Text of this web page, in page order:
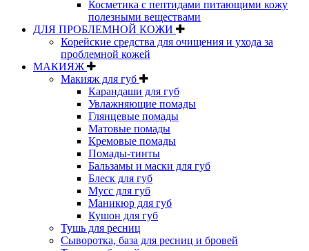
Косметика с пептидами питающими кожу
полезными веществами
ДЛЯ ПРОБЛЕМНОЙ КОЖИ
Корейские средства для очищения и ухода за
проблемной кожей
МАКИЯЖ
Макияж для губ
Карандаши для губ
Увлажняющие помады
Глянцевые помады
Матовые помады
Кремовые помады
Помады-тинты
Бальзамы и маски для губ
Блеск для губ
Мусс для губ
Маникюр для губ
Кушон для губ
Тушь для ресниц
Сыворотка, база для ресниц и бровей